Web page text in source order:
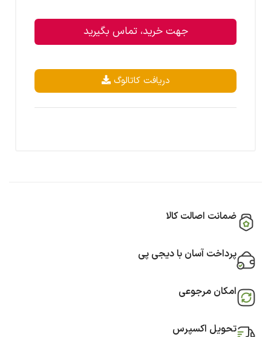
جهت خرید، تماس بگیرید
دریافت کاتالوگ
ضمانت اصالت کالا
پرداخت آسان با دیجی پی
امکان مرجوعی
تحویل اکسپرس